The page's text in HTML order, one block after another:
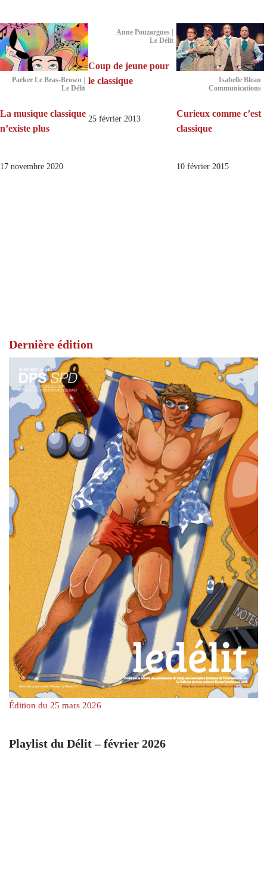
Parker Le Bras-Brown |
Le Délit
La musique classique
n’existe plus
17 novembre 2020
Anne Pouzargues |
Le Délit
Coup de jeune pour
le classique
25 février 2013
Isabelle Bleau
Communications
Curieux comme c’est
classique
10 février 2015
Dernière édition
Édition du 25 mars 2026
Playlist du Délit – février 2026